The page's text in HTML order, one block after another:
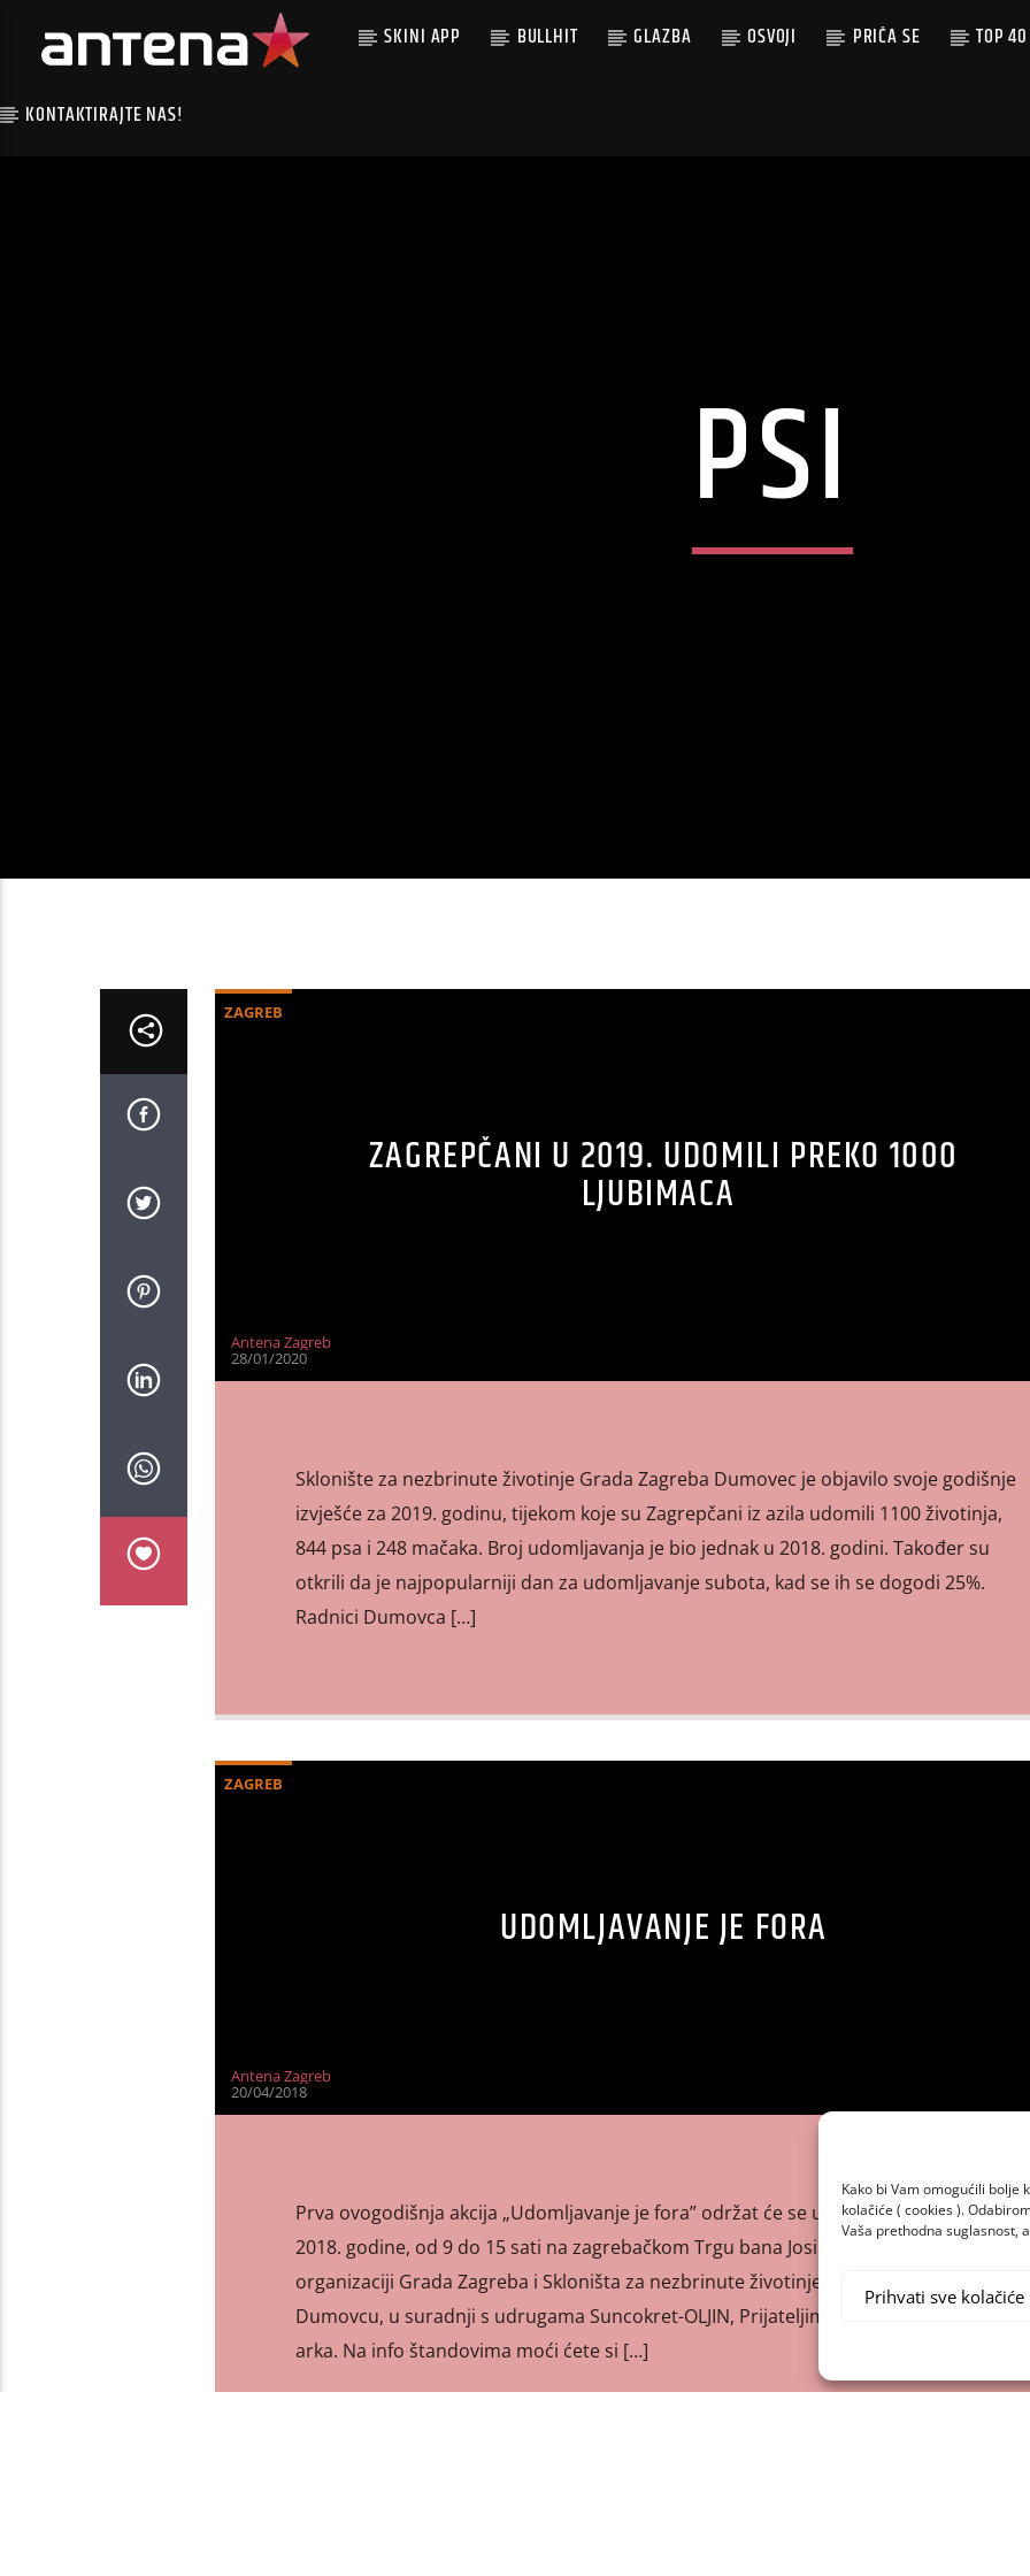
Kako bi Vam omogućili bolje
kolačiće ( cookies ).
Vaša prethodna suglasnost,
Prihvati sve kolačiće
SKINI APP BULLHIT GLAZBA OSVOJI PRIČA SE TOP 40
KONTAKTIRAJTE NAS!
PSI
ZAGREB
ZAGREPČANI U 2019. UDOMILI PREKO 1000
LJUBIMACA
Antena Zagreb
28/01/2020
Sklonište za nezbrinute životinje Grada Zagreba Dumovec je objavilo svoje godišnje
izvješće za 2019. godinu, tijekom koje su Zagrepčani iz azila udomili 1100 životinja,
844 psa i 248 mačaka. Broj udomljavanja je bio jednak u 2018. godini. Također su
otkrili da je najpopularniji dan za udomljavanje subota, kad se ih se dogodi 25%.
Radnici Dumovca […]
ZAGREB
UDOMLJAVANJE JE FORA
Antena Zagreb
20/04/2018
Prva ovogodišnja akcija „Udomljavanje je fora” održat će se u subotu 21. travnja
2018. godine, od 9 do 15 sati na zagrebačkom Trgu bana Josipa Jelačića, u
organizaciji Grada Zagreba i Skloništa za nezbrinute životinje Grada Zagreba u
Dumovcu, u suradnji s udrugama Suncokret-OLJIN, Prijateljima životinja i Noina
arka. Na info štandovima moći ćete si […]